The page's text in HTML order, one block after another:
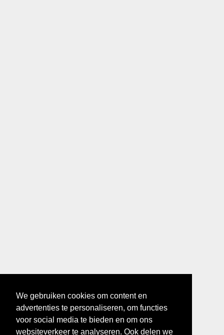
We gebruiken cookies om content en
advertenties te personaliseren, om functies
voor social media te bieden en om ons
websiteverkeer te analyseren. Ook delen we